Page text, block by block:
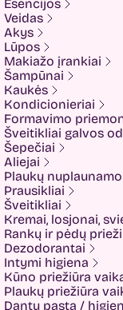
Elizavecca
ESFOLIO
ETUDE
Eyenlip
FaceFacts
Fariis
Fixderma
Fluff
Formal Bee
Fusion
Glow Hub
HeadShock
Hiskin
Holika holika
Imbue
Imbue.
INOAR
Isntree
IUNIK
K-MOM
Kadus Professional
Esencijos
Veidas
Akys
Lūpos
Makiažo įrankiai
Šampūnai
Kaukės
Kondicionieriai
Formavimo
Šveitikliai galvos
Šepečiai
Aliejai
Plaukų
Prausikliai
Šveitikliai
Kremai, losjonai,
Rankų ir pėdų
Dezodorantai
Intymi higiena
Kūno priežiūra
Plaukų priežiūra
Dantų pasta /